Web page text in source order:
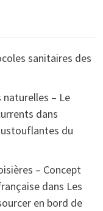
sanitaires des
naturelles – Le
dans
du
– Concept
dans Les
en bord de